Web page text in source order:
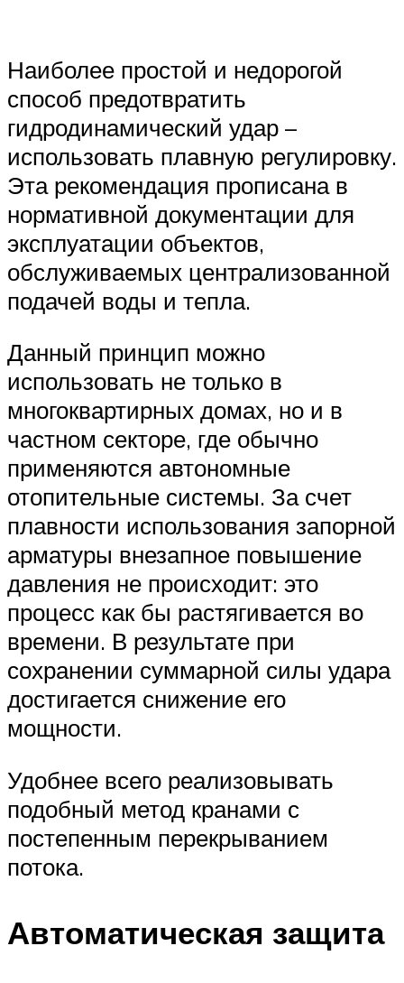
Наиболее простой и недорогой
способ предотвратить
гидродинамический удар –
использовать плавную регулировку.
Эта рекомендация прописана в
нормативной документации для
эксплуатации объектов,
обслуживаемых централизованной
подачей воды и тепла.
Данный принцип можно
использовать не только в
многоквартирных домах, но и в
частном секторе, где обычно
применяются автономные
отопительные системы. За счет
плавности использования запорной
арматуры внезапное повышение
давления не происходит: это
процесс как бы растягивается во
времени. В результате при
сохранении суммарной силы удара
достигается снижение его
мощности.
Удобнее всего реализовывать
подобный метод кранами с
постепенным перекрыванием
потока.
Автоматическая защита